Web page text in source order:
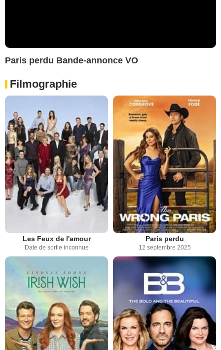
Paris perdu Bande-annonce VO
Filmographie
Les Feux de l'amour
Date de sortie inconnue
Paris perdu
12 septembre 2025